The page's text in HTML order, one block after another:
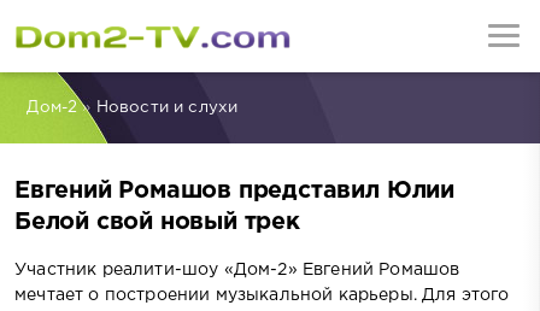
Дом-2» Новости и слухи
Евгений Ромашов представил Юлии
Белой свой новый трек
Участник реалити-шоу «Дом-2» Евгений Ромашов
мечтает о построении музыкальной карьеры. Для этого